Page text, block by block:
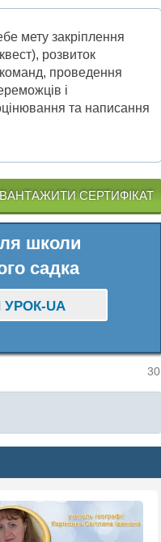
мету закріплення
розвиток
проведення
і
та написання
СЕРТИФІКАТ
школи
садка
UA
30